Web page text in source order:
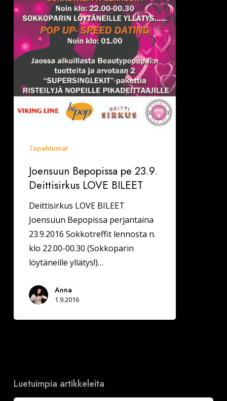
Tapahtumat
Joensuun Bepopissa pe 23.9.
Deittisirkus LOVE BILEET
Deittisirkus LOVE BILEET
Joensuun Bepopissa perjantaina
23.9.2016 Sokkotreffit lennosta n.
klo 22.00-00.30 (Sokkoparin
löytäneille yllätys!)…
Anna
1.9.2016
Luetuimpia artikkeleita